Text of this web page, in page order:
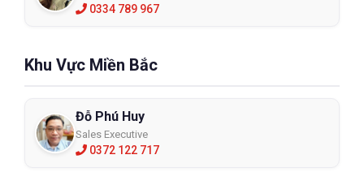
0334 789 967
Khu Vực Miền Bắc
Đỗ Phú Huy
Sales Executive
0372 122 717